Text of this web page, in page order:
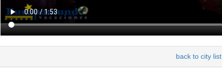
back to city list